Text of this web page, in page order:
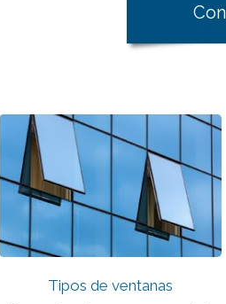
Tipos de ventanas